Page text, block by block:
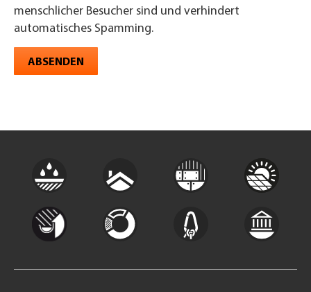
menschlicher Besucher sind und verhindert
automatisches Spamming.
ABSENDEN